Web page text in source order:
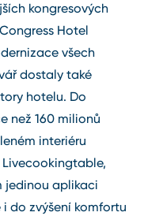
kongresových
Hotel
všech
dostaly také
hotelu. Do
než 160 milionů
interiéru
jedinou aplikaci
do zvýšení komfortu